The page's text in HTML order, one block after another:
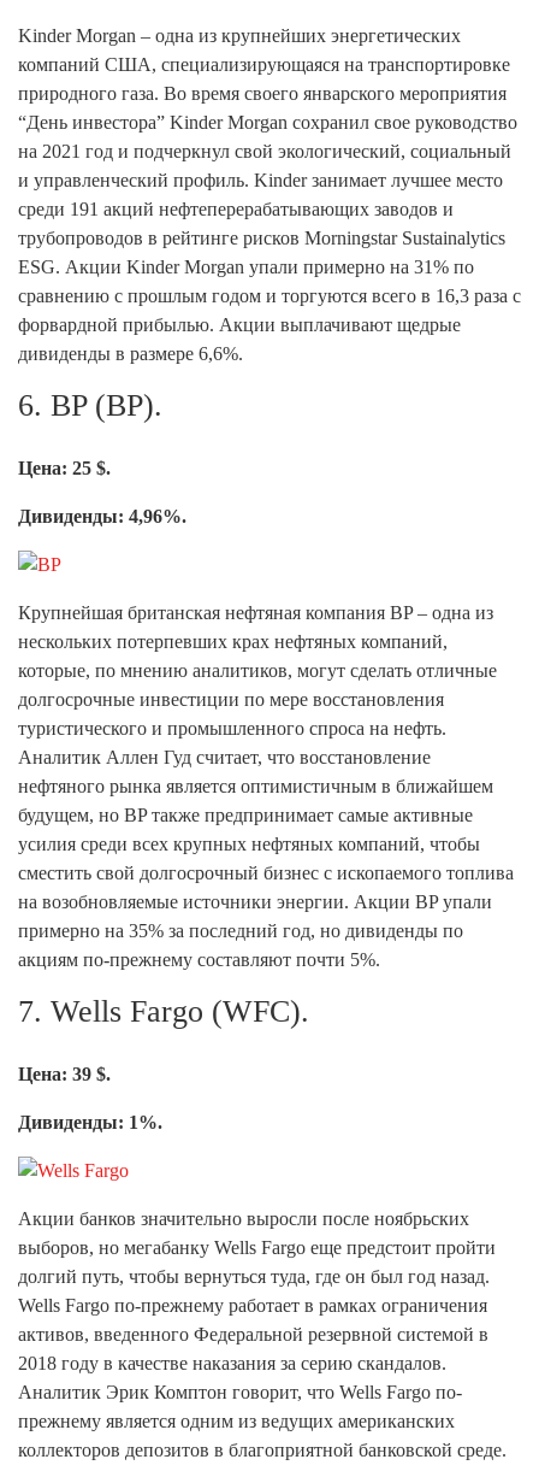
Kinder Morgan – одна из крупнейших энергетических
компаний США, специализирующаяся на транспортировке
природного газа. Во время своего январского мероприятия
“День инвестора” Kinder Morgan сохранил свое руководство
на 2021 год и подчеркнул свой экологический, социальный
и управленческий профиль. Kinder занимает лучшее место
среди 191 акций нефтеперерабатывающих заводов и
трубопроводов в рейтинге рисков Morningstar Sustainalytics
ESG. Акции Kinder Morgan упали примерно на 31% по
сравнению с прошлым годом и торгуются всего в 16,3 раза с
форвардной прибылью. Акции выплачивают щедрые
дивиденды в размере 6,6%.
6. BP (BP).
Цена: 25 $.
Дивиденды: 4,96%.
Крупнейшая британская нефтяная компания BP – одна из
нескольких потерпевших крах нефтяных компаний,
которые, по мнению аналитиков, могут сделать отличные
долгосрочные инвестиции по мере восстановления
туристического и промышленного спроса на нефть.
Аналитик Аллен Гуд считает, что восстановление
нефтяного рынка является оптимистичным в ближайшем
будущем, но BP также предпринимает самые активные
усилия среди всех крупных нефтяных компаний, чтобы
сместить свой долгосрочный бизнес с ископаемого топлива
на возобновляемые источники энергии. Акции BP упали
примерно на 35% за последний год, но дивиденды по
акциям по-прежнему составляют почти 5%.
7. Wells Fargo (WFC).
Цена: 39 $.
Дивиденды: 1%.
Акции банков значительно выросли после ноябрьских
выборов, но мегабанку Wells Fargo еще предстоит пройти
долгий путь, чтобы вернуться туда, где он был год назад.
Wells Fargo по-прежнему работает в рамках ограничения
активов, введенного Федеральной резервной системой в
2018 году в качестве наказания за серию скандалов.
Аналитик Эрик Комптон говорит, что Wells Fargo по-
прежнему является одним из ведущих американских
коллекторов депозитов в благоприятной банковской среде.